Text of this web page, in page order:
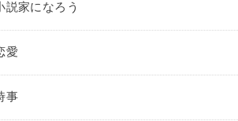
説家になろう
愛
事